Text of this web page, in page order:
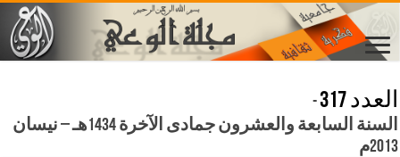
العدد 317
-
السنة السابعة والعشرون جمادى الآخرة 1434هـ – نيسان
2013م